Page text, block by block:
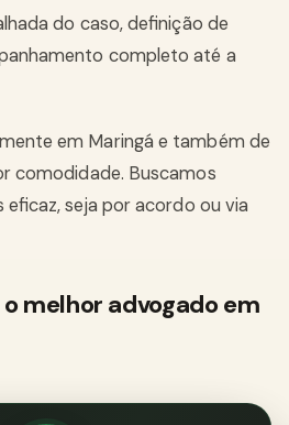
do caso, definição de
completo até a
em Maringá e também de
comodidade. Buscamos
seja por acordo ou via
melhor advogado em